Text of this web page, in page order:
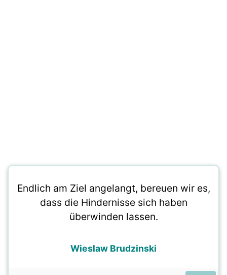
Endlich am Ziel angelangt, bereuen wir es,
dass die Hindernisse sich haben
überwinden lassen.
Wieslaw Brudzinski